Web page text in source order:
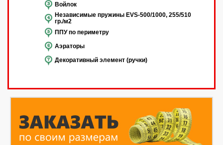
Войлок
Независимые пружины EVS-500/1000, 255/510
гр./м2
ППУ по периметру
Аэраторы
Декоративный элемент (ручки)